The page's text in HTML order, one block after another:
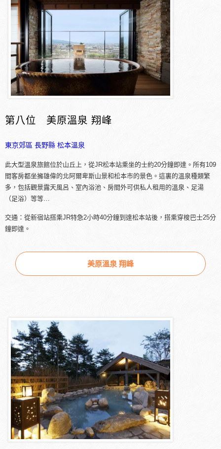
第八位 美原溫泉 翔峰
東京郊區 長野縣 松本溫泉
此大型溫泉旅館位於山丘上，從JR松本站乘坐的士約20分鐘即達。所有109
間客房都坐擁雄偉的北阿爾卑斯山景和松本市的景色。這裏的溫泉種類繁
多，包括觀景露天風呂、室內浴池、房間外可供私人租用的溫泉、足湯
（足浴）等等…
交通：從新宿站搭乘JR特急2小時40分鐘到達松本站後，搭乘穿梭巴士25分
鐘即達。
美原溫泉 翔峰